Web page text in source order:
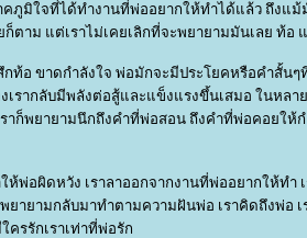
คภูมิใจที่ได้ทำงานที่พ่ออยากให้ทำได้แล้ว ถึงแม้
ตาม แต่เราไม่เคยเลิกที่จะพยายามมันเลย ท้
ท้อ ขาดกำลังใจ พ่อมักจะมีประโยคหรือคำสั้น
เรากลับมีพลังต่อสู้และแข็งแรงขึ้นเสมอ ในหลา
ราก็พยายามนึกถึงคำที่พ่อสอน ถึงคำที่พ่อคอยให้
ห้พ่อผิดหวัง เราลาออกจากงานที่พ่ออยากให้ทำ
ายามกลับมาทำตามความฝันพ่อ เราคิดถึงพ่อ
ครรักเราเท่าที่พ่อรัก